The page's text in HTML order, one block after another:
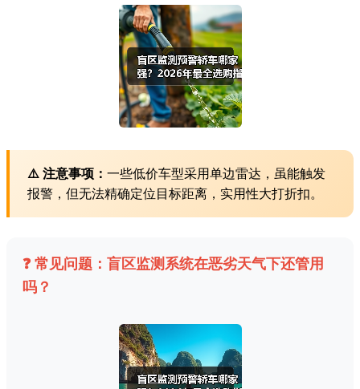
⚠️ 注意事项： 一些低价车型采用单边雷达，虽能触发
报警，但无法精确定位目标距离，实用性大打折扣。
❓ 常见问题：盲区监测系统在恶劣天气下还管用
吗？